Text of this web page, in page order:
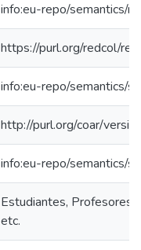
info:eu-repo/semantics/
https://purl.org/redcol/
info:eu-repo/semantics/
http://purl.org/coar/
info:eu-repo/semantics/
Estudiantes, Profesores,
etc.